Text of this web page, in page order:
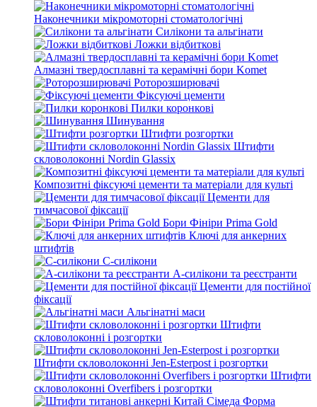
Наконечники мікромоторні стоматологічні
Силікони та альгінати
Ложки відбиткові
Алмазні твердосплавні та керамічні бори Komet
Роторозширювачі
Фіксуючі цементи
Пилки коронкові
Шинування
Штифти розгортки
Штифти
скловолоконні Nordin Glassix
Композитні фіксуючі цементи та матеріали для культі
Цементи для
тимчасової фіксації
Бори Фініри Prima Gold
Ключі для анкерних
штифтів
С-силікони
А-силікони та реєстранти
Цементи для постійної
фіксації
Альгінатні маси
Штифти
скловолоконні і розгортки
Штифти скловолоконні Jen-Esterpost і розгортки
Штифти
скловолоконні Overfibers і розгортки